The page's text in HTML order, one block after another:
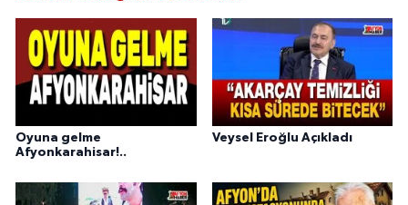
Oyuna gelme
Afyonkarahisar!..
Veysel Eroğlu Açıkladı